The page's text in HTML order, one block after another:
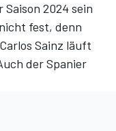
2024 sein
fest, denn
Sainz läuft
der Spanier